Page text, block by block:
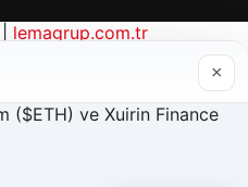
×
lemagrup.com.tr